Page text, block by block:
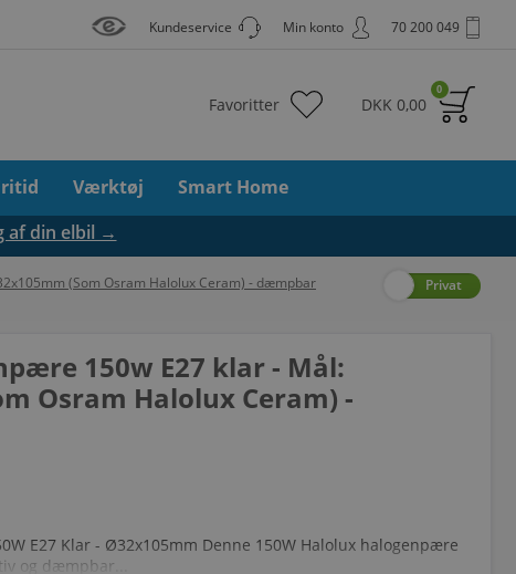
70 200 049
Min konto
Kundeservice
0
DKK 0,00
Favoritter
Værktøj
Smart Home
af din elbil →
(Som Osram Halolux Ceram) - dæmpbar Privat
150w E27 klar - Mål:
Osram Halolux Ceram) -
E27 Klar - Ø32x105mm Denne 150W Halolux halogenpære
og dæmpbar...